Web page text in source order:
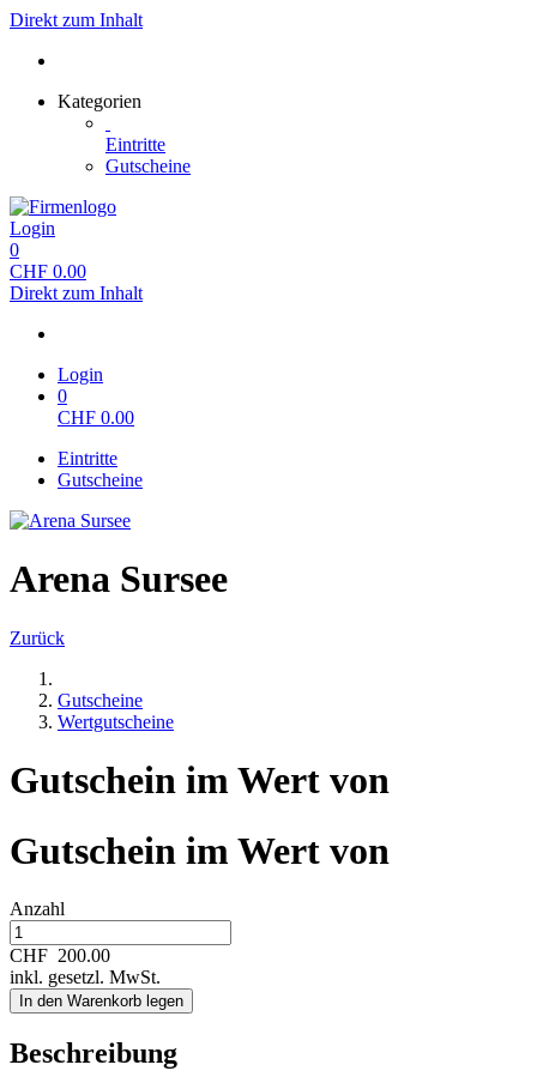
Direkt zum Inhalt
Kategorien
Eintritte
Gutscheine
Login
0
CHF 0.00
Direkt zum Inhalt
Login
0
CHF 0.00
Eintritte
Gutscheine
Arena Sursee
Zurück
Gutscheine
Wertgutscheine
Gutschein im Wert von
Gutschein im Wert von
Anzahl
CHF 200.00
inkl. gesetzl. MwSt.
In den Warenkorb legen
Beschreibung